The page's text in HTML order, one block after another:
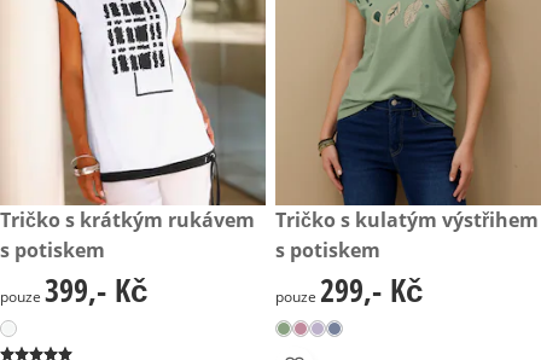
399,- Kč
Tričko s krátkým rukávem
s potiskem
399,- Kč
pouze 399,- Kč
299,- Kč
Tričko s kulatým výstřihem
s potiskem
299,- Kč
pouze 299,- Kč